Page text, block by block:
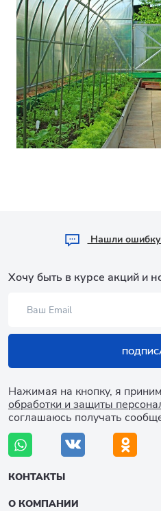
Hашли
Хочу быть в курсе акций и
Нажимая на кнопку, я
обработки и защиты
соглашаюсь получать
КОНТАКТЫ
О КОМПАНИИ